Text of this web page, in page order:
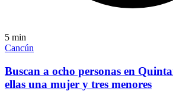
5 min
Cancún
Buscan a ocho personas en
ellas una mujer y tres menores